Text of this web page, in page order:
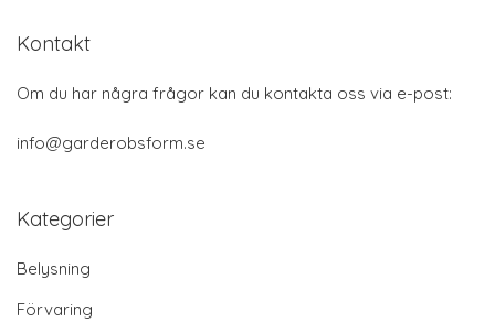
Kontakt
Om du har några frågor kan du kontakta oss via e-post:
info@garderobsform.se
Kategorier
Belysning
Förvaring